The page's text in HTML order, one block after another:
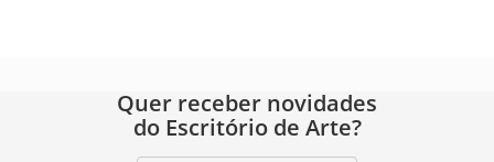
Quer receber novidades
do Escritório de Arte?